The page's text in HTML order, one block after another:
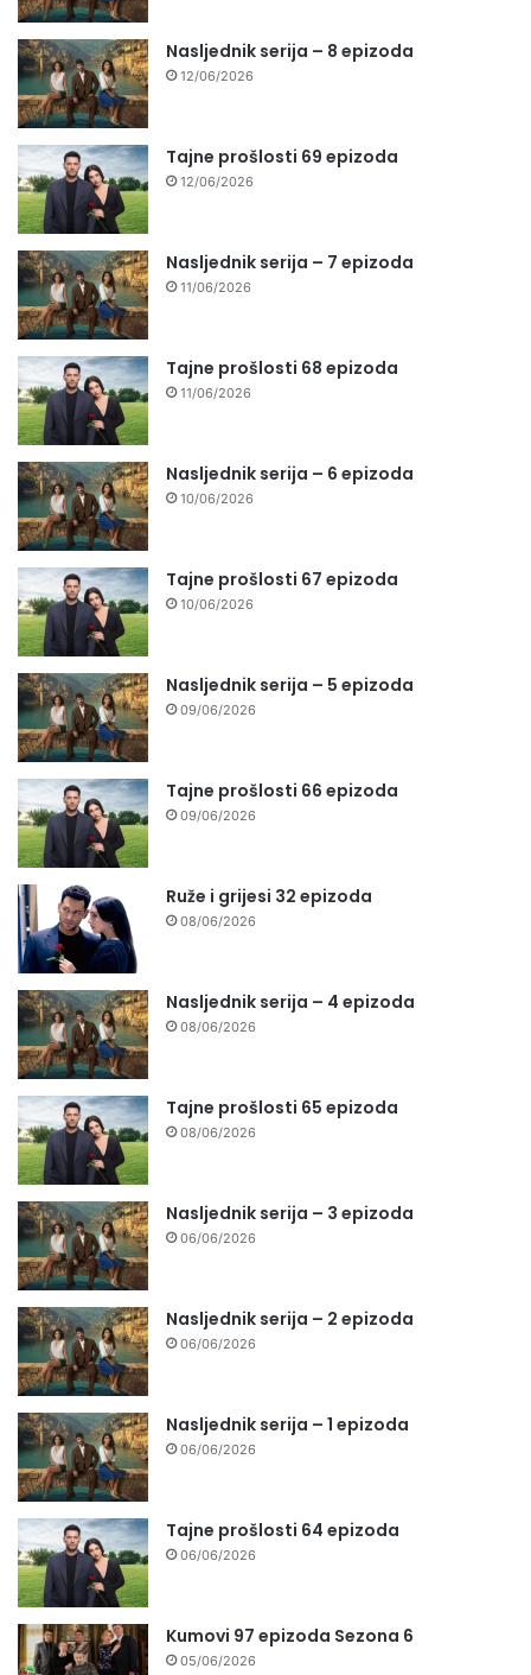
Nasljednik serija – 8 epizoda
12/06/2026
Tajne prošlosti 69 epizoda
12/06/2026
Nasljednik serija – 7 epizoda
11/06/2026
Tajne prošlosti 68 epizoda
11/06/2026
Nasljednik serija – 6 epizoda
10/06/2026
Tajne prošlosti 67 epizoda
10/06/2026
Nasljednik serija – 5 epizoda
09/06/2026
Tajne prošlosti 66 epizoda
09/06/2026
Ruže i grijesi 32 epizoda
08/06/2026
Nasljednik serija – 4 epizoda
08/06/2026
Tajne prošlosti 65 epizoda
08/06/2026
Nasljednik serija – 3 epizoda
06/06/2026
Nasljednik serija – 2 epizoda
06/06/2026
Nasljednik serija – 1 epizoda
06/06/2026
Tajne prošlosti 64 epizoda
06/06/2026
Kumovi 97 epizoda Sezona 6
05/06/2026